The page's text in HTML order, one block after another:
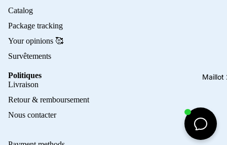
Catalog
Package tracking
Your opinions 🥰
Survêtements
Politiques
Livraison
Retour & remboursement
Nous contacter